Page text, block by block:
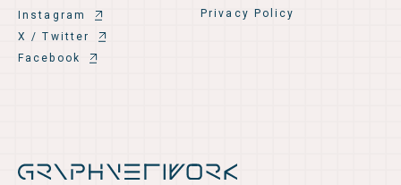
Instagram
X / Twitter
Facebook
Privacy Policy